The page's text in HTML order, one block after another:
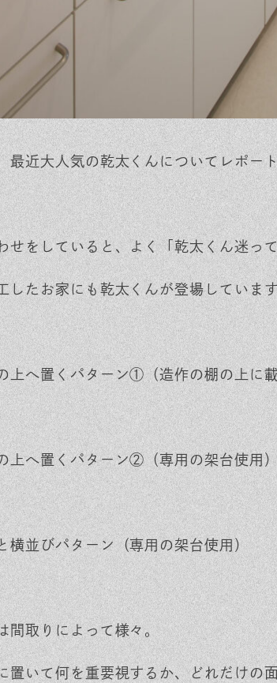
最近大人気の乾太くんについてレポー
せをしていると、よく「乾太くん迷っ
したお家にも乾太くんが登場していま
上へ置くパターン①（造作の棚の上に
上へ置くパターン②（専用の架台使用
横並びパターン（専用の架台使用）
間取りによって様々。
置いて何を重要視するか、どれだけの